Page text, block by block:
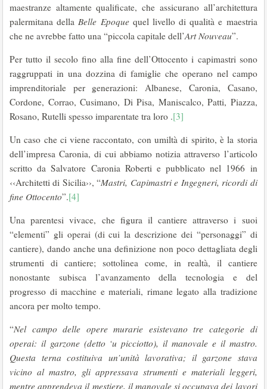
maestranze altamente qualificate, che assicurano all’architettura
palermitana della Belle Epoquequel livello di qualità e maestria
che ne avrebbe fatto una “piccola capitale dell’Art Nouveau”.
Per tutto il secolo fino alla fine dell’Ottocento i capimastri sono
raggruppati in una dozzina di famiglie che operano nel campo
imprenditoriale per generazioni: Albanese, Caronia, Casano,
Cordone, Corrao, Cusimano, Di Pisa, Maniscalco, Patti, Piazza,
Rosano, Rutelli spesso imparentate tra loro .[3]
Un caso che ci viene raccontato, con umiltà di spirito, è la storia
dell’impresa Caronia, di cui abbiamo notizia attraverso l’articolo
scritto da Salvatore Caronia Roberti e pubblicato nel 1966 in
‹‹Architetti di Sicilia››, “Mastri, Capimastri e Ingegneri, ricordi di
fine Ottocento”.[4]
Una parentesi vivace, che figura il cantiere attraverso i suoi
“elementi” gli operai (di cui la descrizione dei “personaggi” di
cantiere), dando anche una definizione non poco dettagliata degli
strumenti di cantiere; sottolinea come, in realtà, il cantiere
nonostante subisca l’avanzamento della tecnologia e del
progresso di macchine e materiali, rimane legato alla tradizione
ancora per molto tempo.
“Nel campo delle opere murarie esistevano tre categorie di
operai: il garzone (detto ‘u picciotto), il manovale e il mastro.
Questa terna costituiva un’unità lavorativa; il garzone stava
vicino al mastro, gli appressava strumenti e materiali leggeri,
mentre apprendeva il mestiere, il manovale si occupava dei lavori